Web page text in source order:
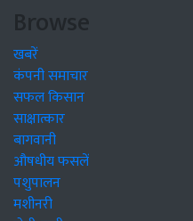
Browse
खबरें
कंपनी समाचार
सफल किसान
साक्षात्कार
बागवानी
औषधीय फसलें
पशुपालन
मशीनरी